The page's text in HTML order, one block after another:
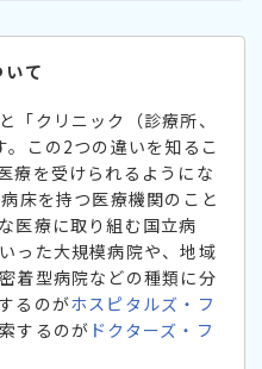
て
「クリニック（診療所、
この2つの違いを知るこ
療を受けられるようにな
床を持つ医療機関のこと
医療に取り組む国立病
った大規模病院や、地域
着型病院などの種類に分
るのがホスピタルズ・フ
するのが ドクターズ・フ